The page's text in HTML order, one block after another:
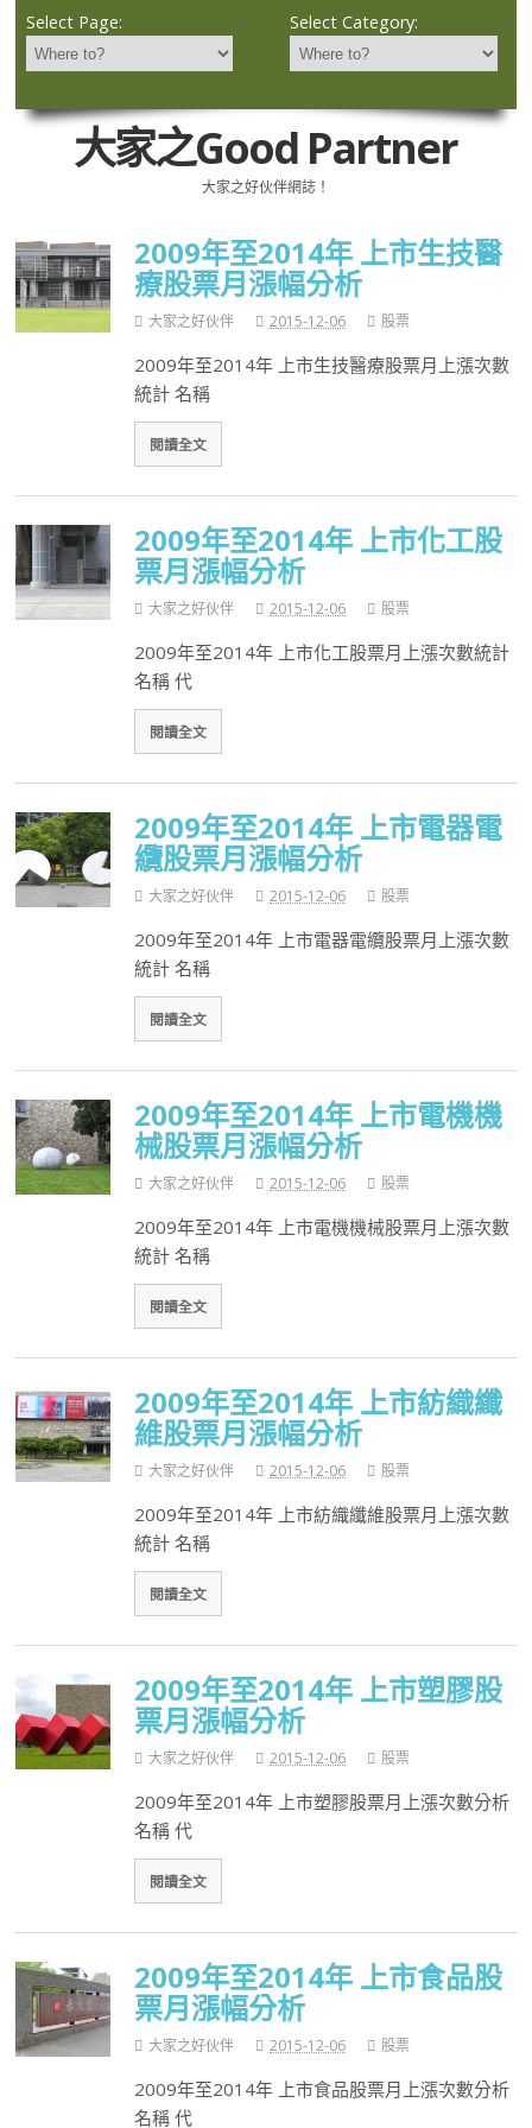
Select Page: Select Category:
大家之Good Partner
大家之好伙伴網誌！
2009年至2014年 上市生技醫
療股票月漲幅分析
大家之好伙伴 2015-12-06 股票
2009年至2014年 上市生技醫療股票月上漲次數
統計 名稱
閱讀全文
2009年至2014年 上市化工股
票月漲幅分析
大家之好伙伴 2015-12-06 股票
2009年至2014年 上市化工股票月上漲次數統計
名稱 代
閱讀全文
2009年至2014年 上市電器電
纜股票月漲幅分析
大家之好伙伴 2015-12-06 股票
2009年至2014年 上市電器電纜股票月上漲次數
統計 名稱
閱讀全文
2009年至2014年 上市電機機
械股票月漲幅分析
大家之好伙伴 2015-12-06 股票
2009年至2014年 上市電機機械股票月上漲次數
統計 名稱
閱讀全文
2009年至2014年 上市紡織纖
維股票月漲幅分析
大家之好伙伴 2015-12-06 股票
2009年至2014年 上市紡織纖維股票月上漲次數
統計 名稱
閱讀全文
2009年至2014年 上市塑膠股
票月漲幅分析
大家之好伙伴 2015-12-06 股票
2009年至2014年 上市塑膠股票月上漲次數分析
名稱 代
閱讀全文
2009年至2014年 上市食品股
票月漲幅分析
大家之好伙伴 2015-12-06 股票
2009年至2014年 上市食品股票月上漲次數分析
名稱 代